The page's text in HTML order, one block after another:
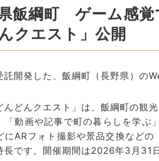
飯綱町 ゲーム感覚
クエスト」公開
託開発した、飯綱町（長野県）の
んどんクエスト」は、飯綱町の観
「動画や記事で町の暮らしを学ぶ
にARフォト撮影や景品交換など
長です。開催期間は2026年3月31日